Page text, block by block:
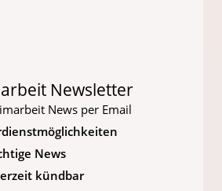
Newsletter
News per Email
News
kündbar